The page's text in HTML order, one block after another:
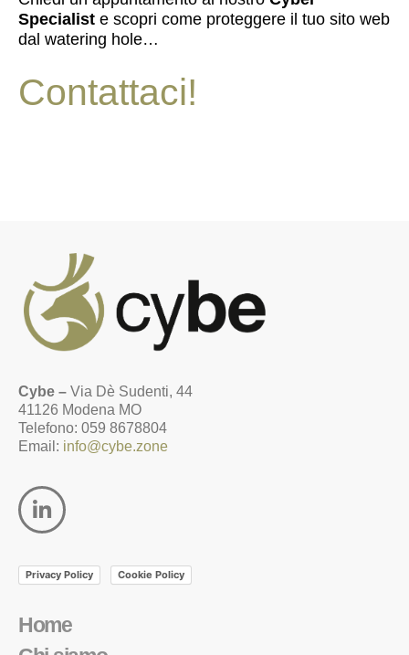
Specialist e scopri come proteggere il tuo sito web
dal watering hole…
Contattaci!
Cybe – Via Dè Sudenti, 44
41126 Modena MO
Telefono: 059 8678804
Email: info@cybe.zone
Privacy Policy Cookie Policy
Home